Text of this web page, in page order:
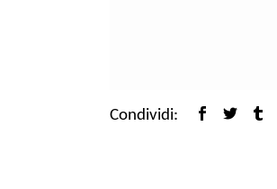
Condividi: